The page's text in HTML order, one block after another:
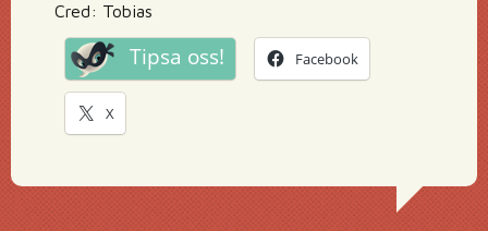
Cred: Tobias
Tipsa oss! Facebook
X